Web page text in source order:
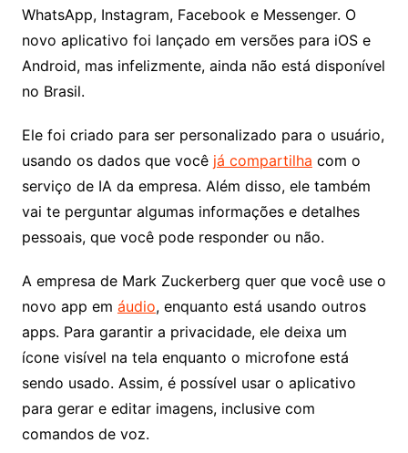
WhatsApp, Instagram, Facebook e Messenger. O
novo aplicativo foi lançado em versões para iOS e
Android, mas infelizmente, ainda não está disponível
no Brasil.
Ele foi criado para ser personalizado para o usuário,
usando os dados que você já compartilha com o
serviço de IA da empresa. Além disso, ele também
vai te perguntar algumas informações e detalhes
pessoais, que você pode responder ou não.
A empresa de Mark Zuckerberg quer que você use o
novo app em áudio, enquanto está usando outros
apps. Para garantir a privacidade, ele deixa um
ícone visível na tela enquanto o microfone está
sendo usado. Assim, é possível usar o aplicativo
para gerar e editar imagens, inclusive com
comandos de voz.